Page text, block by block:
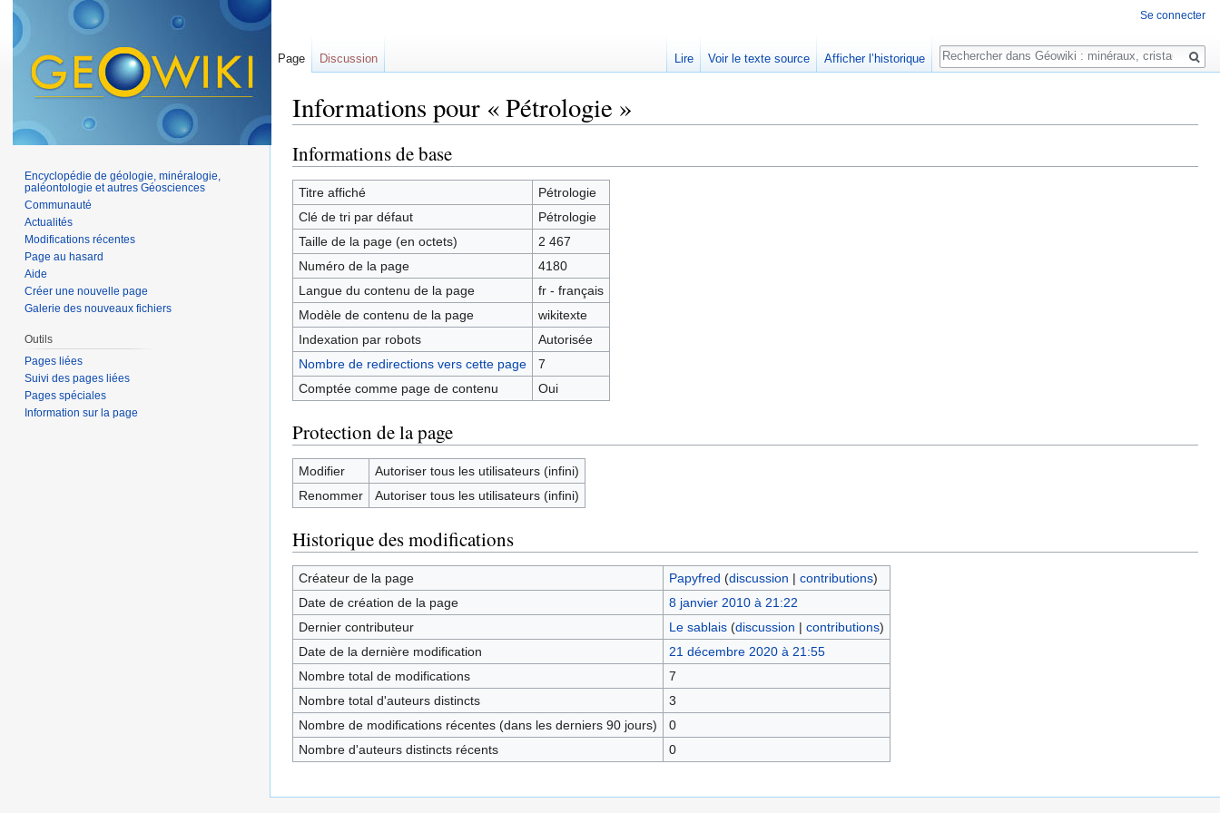
Informations pour « Pétrologie »
Informations de base
Titre affiché
Pétrologie
Clé de tri par défaut
Pétrologie
Taille de la page (en octets)
2 467
Numéro de la page
4180
Langue du contenu de la page
fr - français
Modèle de contenu de la page
wikitexte
Indexation par robots
Autorisée
Nombre de redirections vers cette page
7
Comptée comme page de contenu
Oui
Protection de la page
Modifier
Autoriser tous les utilisateurs (infini)
Renommer
Autoriser tous les utilisateurs (infini)
Historique des modifications
Créateur de la page Papyfred (discussion | contributions)
Date de création de la page
8 janvier 2010 à 21:22
Dernier contributeur
Le sablais (discussion | contributions)
Date de la dernière modification
21 décembre 2020 à 21:55
Nombre total de modifications
7
Nombre total d'auteurs distincts
3
Nombre de modifications récentes (dans les derniers 90 jours)
0
Nombre d'auteurs distincts récents
0
Se connecter
Page Discussion Lire Voir le texte source Afficher l’historique
Rechercher
Encyclopédie de géologie, minéralogie,
paléontologie et autres Géosciences
Communauté
Actualités
Modifications récentes
Page au hasard
Aide
Créer une nouvelle page
Galerie des nouveaux fichiers
Outils
Pages liées
Suivi des pages liées
Pages spéciales
Information sur la page